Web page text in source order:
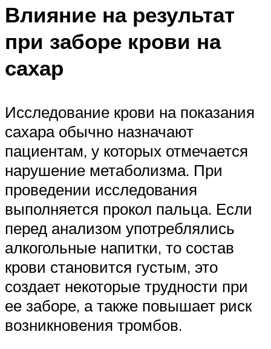
Влияние на результат
при заборе крови на
сахар
Исследование крови на показания
сахара обычно назначают
пациентам, у которых отмечается
нарушение метаболизма. При
проведении исследования
выполняется прокол пальца. Если
перед анализом употреблялись
алкогольные напитки, то состав
крови становится густым, это
создает некоторые трудности при
ее заборе, а также повышает риск
возникновения тромбов.